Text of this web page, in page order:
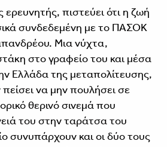
ερευνητής, πιστεύει ότι η ζωή
συνδεδεμένη με το ΠΑΣΟΚ
Μια νύχτα,
στο γραφείο του και μέσα
Ελλάδα της μεταπολίτευσης,
να μην πουλήσει σε
θερινό σινεμά που
του στην ταράτσα του
συνυπάρχουν και οι δύο τους